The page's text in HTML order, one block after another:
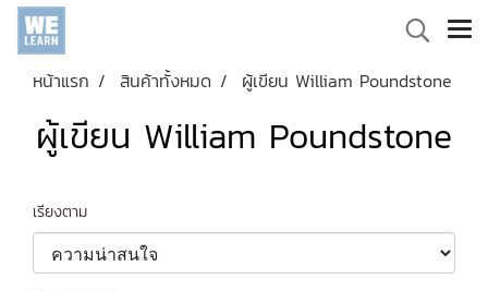
หน้าแรก สินค้าทั้งหมด ผู้เขียน William Poundstone
ผู้เขียน William Poundstone
เรียงตาม